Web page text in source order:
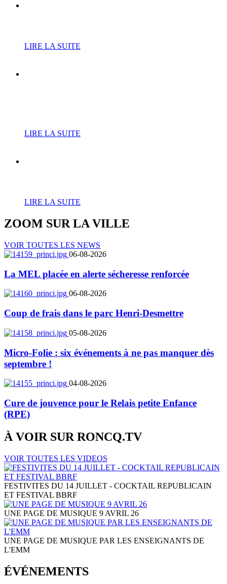
LIRE LA SUITE
LIRE LA SUITE
LIRE LA SUITE
ZOOM SUR LA VILLE
VOIR TOUTES LES NEWS
06-08-2026
La MEL placée en alerte sécheresse renforcée
06-08-2026
Coup de frais dans le parc Henri-Desmettre
05-08-2026
Micro-Folie : six événements à ne pas manquer dès
septembre !
04-08-2026
Cure de jouvence pour le Relais petite Enfance
(RPE)
À VOIR SUR RONCQ.TV
VOIR TOUTES LES VIDEOS
FESTIVITES DU 14 JUILLET - COCKTAIL REPUBLICAIN
ET FESTIVAL BBRF
UNE PAGE DE MUSIQUE 9 AVRIL 26
UNE PAGE DE MUSIQUE PAR LES ENSEIGNANTS DE
L'EMM
ÉVÉNEMENTS